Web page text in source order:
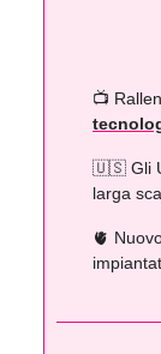
📺
🇺🇸 Gli
larga
🫀